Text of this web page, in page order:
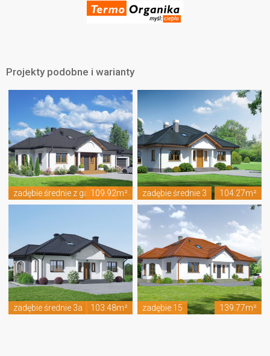
Projekty podobne i warianty
zadębie średnie z garażem
109.92m² zadębie średnie 3 104.27m²
zadębie średnie 3a 103.48m² zadębie 15 139.77m²